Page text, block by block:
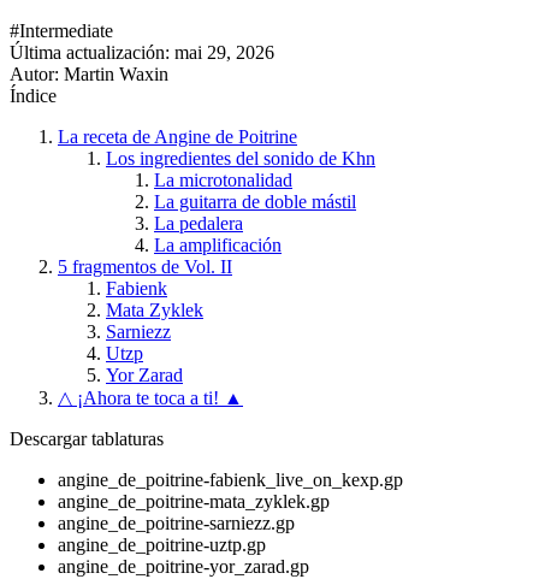
#Intermediate
Última actualización: mai 29, 2026
Autor: Martin Waxin
Índice
La receta de Angine de Poitrine
Los ingredientes del sonido de Khn
La microtonalidad
La guitarra de doble mástil
La pedalera
La amplificación
5 fragmentos de Vol. II
Fabienk
Mata Zyklek
Sarniezz
Utzp
Yor Zarad
△ ¡Ahora te toca a ti! ▲
Descargar tablaturas
angine_de_poitrine-fabienk_live_on_kexp.gp
angine_de_poitrine-mata_zyklek.gp
angine_de_poitrine-sarniezz.gp
angine_de_poitrine-uztp.gp
angine_de_poitrine-yor_zarad.gp